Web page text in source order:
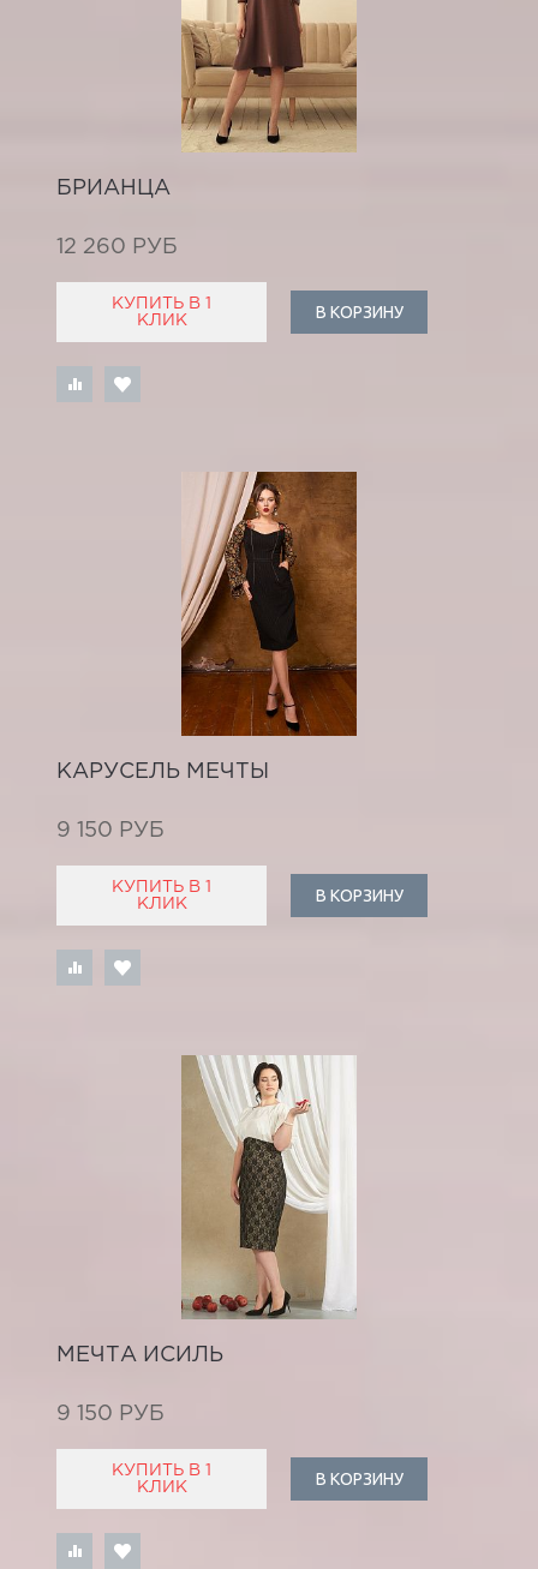
БРИАНЦА
12 260 РУБ
КУПИТЬ В 1
КЛИК
В КОРЗИНУ
КАРУСЕЛЬ МЕЧТЫ
9 150 РУБ
КУПИТЬ В 1
КЛИК
В КОРЗИНУ
МЕЧТА ИСИЛЬ
9 150 РУБ
КУПИТЬ В 1
КЛИК
В КОРЗИНУ